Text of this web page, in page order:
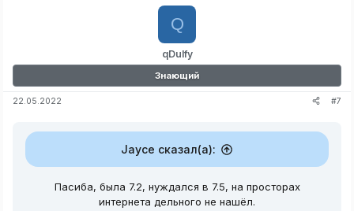
qDulfy
Q
Знающий
22.05.2022 #7
Jayce сказал(а):
Пасиба, была 7.2, нуждался в 7.5, на просторах
интернета дельного не нашёл.